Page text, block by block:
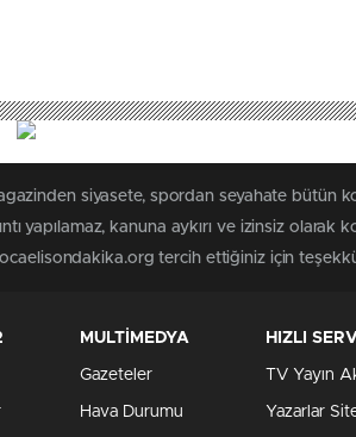
siyasete, spordan seyahate
kanuna aykırı ve izinsiz olarak
tercih ettiğiniz için
MULTİMEDYA
Gazeteler
Hava Durumu
HIZLI
TV Yayın
Yazarlar